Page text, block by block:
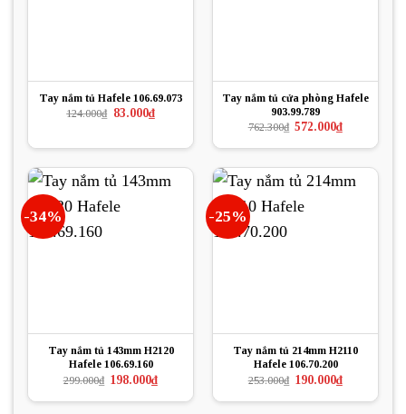
Tay nắm tủ Hafele 106.69.073
124.000₫ Giá
83.000₫Giá
hiện
Tay nắm tủ cửa phòng Hafele
903.99.789
762.300₫ Giá
là:
572.000₫Giá
hiện
tại
572.000₫.
-34%
Tay nắm tủ 143mm H2120
Hafele 106.69.160
299.000₫ Giá
là:
198.000₫Giá
hiện
tại
-25%
Tay nắm tủ 214mm H2110
Hafele 106.70.200
253.000₫ Giá
là:
190.000₫Giá
hiện
tại